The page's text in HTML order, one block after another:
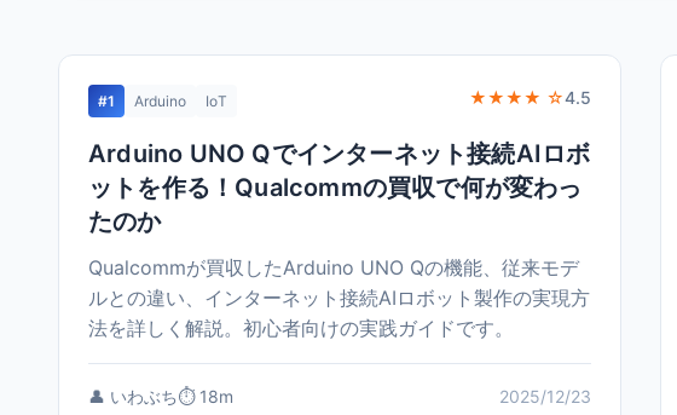
#1 Arduino IoT ★★★★ ☆4.5
Arduino UNO Qでインターネット接続AIロボ
ットを作る！Qualcommの買収で何が変わっ
たのか
Qualcommが買収したArduino UNO Qの機能、従来モデ
ルとの違い、インターネット接続AIロボット製作の実現方
法を詳しく解説。初心者向けの実践ガイドです。
👤 いわぶち⏱️ 18m 2025/12/23